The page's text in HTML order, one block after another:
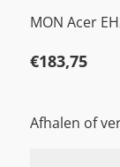
MON Acer
€183,75
Afhalen of